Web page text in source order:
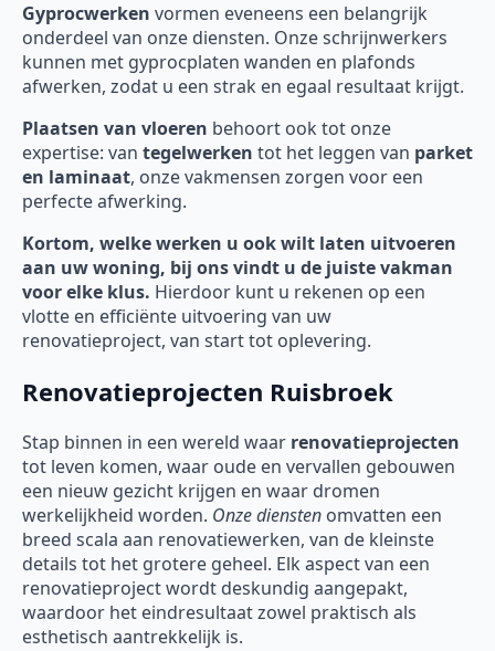
Gyprocwerken vormen eveneens een belangrijk
onderdeel van onze diensten. Onze schrijnwerkers
kunnen met gyprocplaten wanden en plafonds
afwerken, zodat u een strak en egaal resultaat krijgt.
Plaatsen van vloeren behoort ook tot onze
expertise: van tegelwerken tot het leggen van parket
en laminaat, onze vakmensen zorgen voor een
perfecte afwerking.
Kortom, welke werken u ook wilt laten uitvoeren
aan uw woning, bij ons vindt u de juiste vakman
voor elke klus. Hierdoor kunt u rekenen op een
vlotte en efficiënte uitvoering van uw
renovatieproject, van start tot oplevering.
Renovatieprojecten Ruisbroek
Stap binnen in een wereld waar renovatieprojecten
tot leven komen, waar oude en vervallen gebouwen
een nieuw gezicht krijgen en waar dromen
werkelijkheid worden. Onze diensten omvatten een
breed scala aan renovatiewerken, van de kleinste
details tot het grotere geheel. Elk aspect van een
renovatieproject wordt deskundig aangepakt,
waardoor het eindresultaat zowel praktisch als
esthetisch aantrekkelijk is.